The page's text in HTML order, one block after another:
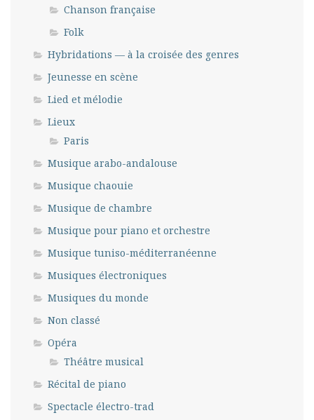
Chanson française
Folk
Hybridations — à la croisée des genres
Jeunesse en scène
Lied et mélodie
Lieux
Paris
Musique arabo-andalouse
Musique chaouie
Musique de chambre
Musique pour piano et orchestre
Musique tuniso-méditerranéenne
Musiques électroniques
Musiques du monde
Non classé
Opéra
Théâtre musical
Récital de piano
Spectacle électro-trad